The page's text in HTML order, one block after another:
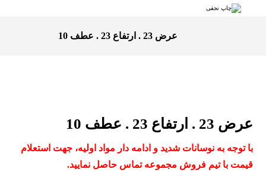
عرض 23 . ارتفاع 23 . عطف 10
عرض 23 . ارتفاع 23 . عطف 10
با توجه به نوسانات شدید و ادامه دار مواد اولیه، جهت استعلام
قیمت با تیم فروش مجموعه تماس حاصل نمایید.